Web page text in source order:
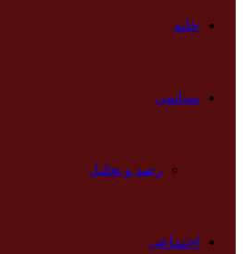
خانه
سیاسی
رصد و تحلیل
اجتماعی